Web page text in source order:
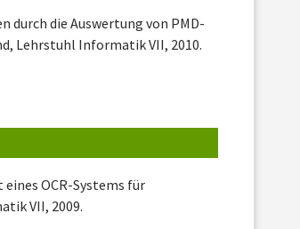
durch die Auswertung von PMD-
Lehrstuhl Informatik VII, 2010.
OCR-Systems für
VII, 2009.